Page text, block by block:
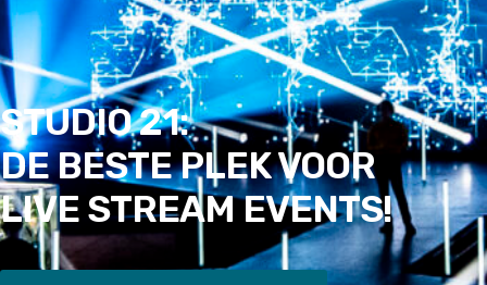
STUDIO 21:
DE BESTE PLEK VOOR
LIVE STREAM EVENTS!